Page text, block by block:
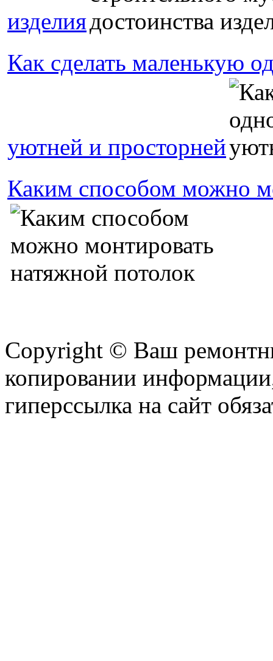
изделия
Как сделать маленькую
уютней и просторней
Каким способом можно
Copyright © Ваш
копировании
гиперссылка на сайт